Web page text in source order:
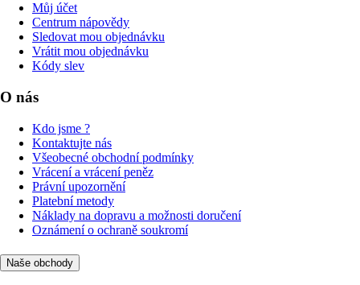
Můj účet
Centrum nápovědy
Sledovat mou objednávku
Vrátit mou objednávku
Kódy slev
O nás
Kdo jsme ?
Kontaktujte nás
Všeobecné obchodní podmínky
Vrácení a vrácení peněz
Právní upozornění
Platební metody
Náklady na dopravu a možnosti doručení
Oznámení o ochraně soukromí
Naše obchody